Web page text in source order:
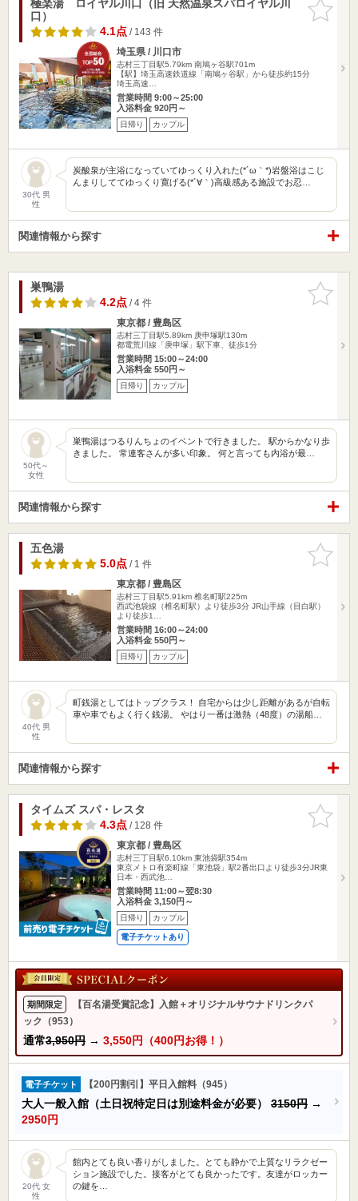
お気に入
りに追加
極楽湯 ロイヤル川口（旧 天然温泉スパロイヤル川
口）
4.1点/ 143 件
埼玉県 / 川口市
志村三丁目駅5.79km 南鳩ヶ谷駅701m
【駅】埼玉高速鉄道線「南鳩ヶ谷駅」から徒歩約15分
埼玉高速…
営業時間 9:00～25:00
入浴料金 920円～
日帰り カップル
30代 男
性
炭酸泉が主浴になっていてゆっくり入れた(*´ω｀*)岩盤浴はこじ
んまりしててゆっくり寛げる(*´∀｀)高級感ある施設でお忍…
関連情報から探す
お気に入
りに追加
巣鴨湯
4.2点/ 4 件
東京都 / 豊島区
志村三丁目駅5.89km 庚申塚駅130m
都電荒川線「庚申塚」駅下車、徒歩1分
営業時間 15:00～24:00
入浴料金 550円～
日帰り カップル
50代～
女性
巣鴨湯はつるりんちょのイベントで行きました。 駅からかなり歩
きました。 常連客さんが多い印象。 何と言っても内浴が最…
関連情報から探す
お気に入
りに追加
五色湯
5.0点/ 1 件
東京都 / 豊島区
志村三丁目駅5.91km 椎名町駅225m
西武池袋線（椎名町駅）より徒歩3分 JR山手線（目白駅）
より徒歩1…
営業時間 16:00～24:00
入浴料金 550円～
日帰り カップル
40代 男
性
町銭湯としてはトップクラス！ 自宅からは少し距離があるが自転
車や車でもよく行く銭湯。 やはり一番は激熱（48度）の湯船…
関連情報から探す
お気に入
りに追加
タイムズ スパ・レスタ
4.3点/ 128 件
東京都 / 豊島区
志村三丁目駅6.10km 東池袋駅354m
東京メトロ有楽町線「東池袋」駅2番出口より徒歩3分JR東
日本・西武池…
営業時間 11:00～翌8:30
入浴料金 3,150円～
日帰り カップル
電子チケットあり
期間限定
【百名湯受賞記念】入館＋オリジナルサウナドリンクパ
ック（953）
通常3,950円 → 3,550円（400円お得！）
電子チケット 【200円割引】平日入館料（945）
大人一般入館（土日祝特定日は別途料金が必要） 3150円 →
2950円
20代 女
性
館内とても良い香りがしました。とても静かで上質なリラクゼー
ション施設でした。接客がとても良かったです。友達がロッカー
の鍵を…